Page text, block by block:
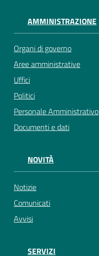
AMMINISTRAZIONE
Organi di governo
Aree amministrative
Uffici
Politici
Personale Amministrativo
Documenti e dati
NOVITÀ
Notizie
Comunicati
Avvisi
SERVIZI